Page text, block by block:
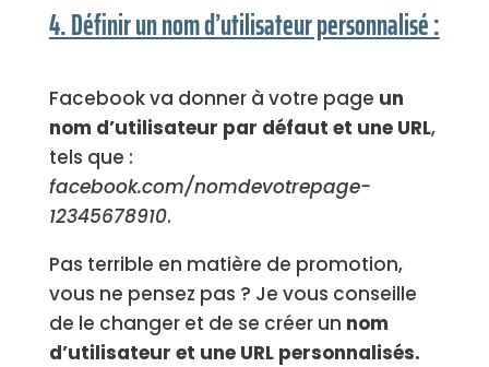
4. Définir un nom d’utilisateur personnalisé :
Facebook va donner à votre page un
nom d’utilisateur par défaut et une URL,
tels que :
facebook.com/nomdevotrepage-
12345678910.
Pas terrible en matière de promotion,
vous ne pensez pas ? Je vous conseille
de le changer et de se créer un nom
d’utilisateur et une URL personnalisés.